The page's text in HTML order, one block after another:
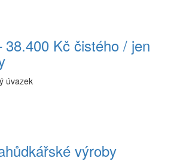
Kč čistého / jen
úvazek
výroby